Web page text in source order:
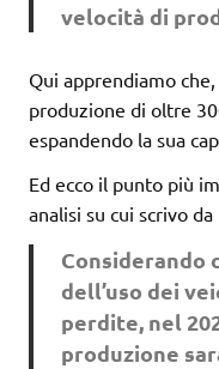
velocità di
Qui apprendiamo
produzione di oltre
espandendo la sua
Ed ecco il punto più
analisi su cui scrivo
Considerando
dell’uso dei
perdite, nel
produzione